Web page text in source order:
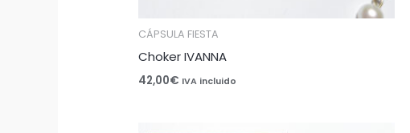
CÁPSULA FIESTA
Choker IVANNA
42,00€ IVA incluido